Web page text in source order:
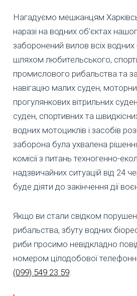
Нагадуємо мешканцям
наразі на водних об’єктах
заборонений вилов всіх водних
шляхом любительського,
промислового рибальства та
навігацію малих суден,
прогулянкових вітрильних
суден, спортивних та
водних мотоциклів і засобів
заборона була ухвалена
комісії з питань техногенно-
надзвичайних ситуацій від 24
буде діяти до закінчення дії
Якщо ви стали свідком
рибальства, збуту водних
риби просимо невідкладно
номером цілодобової
(099) 549 23 59.